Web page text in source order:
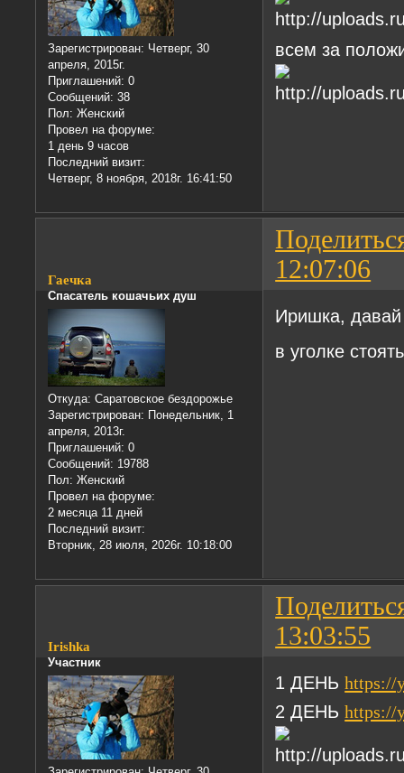
Зарегистрирован: Четверг, 30
апреля, 2015г.
Приглашений: 0
Сообщений: 38
Пол: Женский
Провел на форуме:
1 день 9 часов
Последний визит:
Четверг, 8 ноября, 2018г. 16:41:50
всем за
12:07:06
Гаечка
Спасатель кошачьих душ
Откуда: Саратовское бездорожье
Зарегистрирован: Понедельник, 1
апреля, 2013г.
Приглашений: 0
Сообщений: 19788
Пол: Женский
Провел на форуме:
2 месяца 11 дней
Последний визит:
Вторник, 28 июля, 2026г. 10:18:00
Иришка,
в уголке
13:03:55
Irishka
Участник
1 ДЕНЬhttps://
2 ДЕНЬhttps://